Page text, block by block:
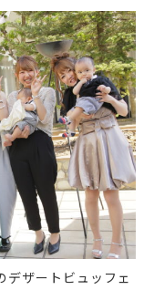
デザートビュッフェ